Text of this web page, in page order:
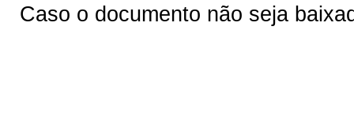
Caso o documento não seja